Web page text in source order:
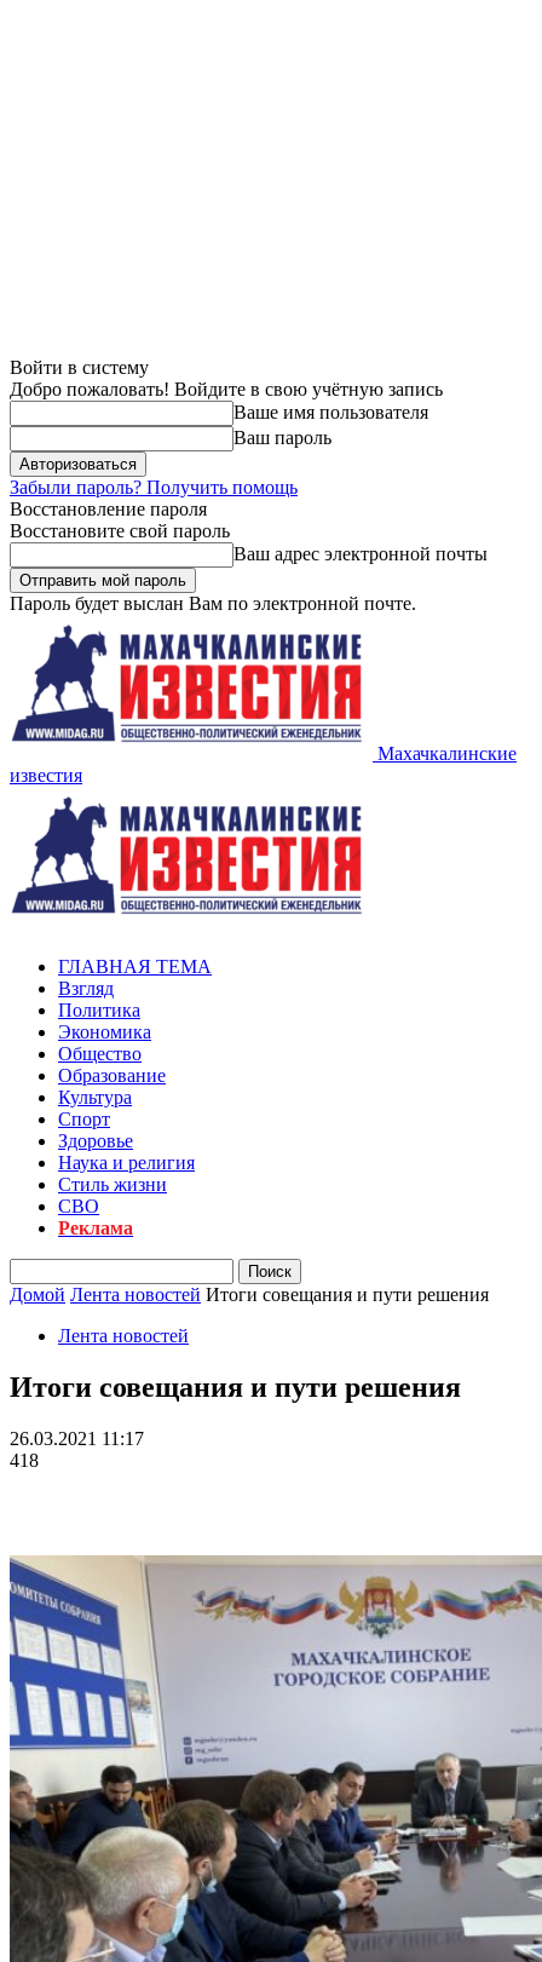
Войти в систему
Добро пожаловать! Войдите в свою учётную запись
Ваше имя пользователя
Ваш пароль
Забыли пароль? Получить помощь
Восстановление пароля
Восстановите свой пароль
Ваш адрес электронной почты
Пароль будет выслан Вам по электронной почте.
Махачкалинские
известия
ГЛАВНАЯ ТЕМА
Взгляд
Политика
Экономика
Общество
Образование
Культура
Спорт
Здоровье
Наука и религия
Стиль жизни
СВО
Реклама
Домой Лента новостей Итоги совещания и пути решения
Лента новостей
Итоги совещания и пути решения
26.03.2021 11:17
418